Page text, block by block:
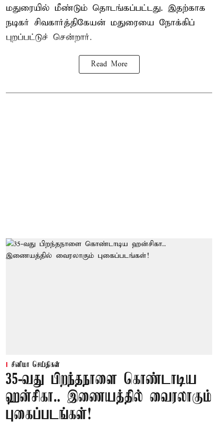
மதுரையில் மீண்டும் தொடங்கப்பட்டது. இதற்காக
நடிகர் சிவகார்த்திகேயன் மதுரையை நோக்கிப்
புறப்பட்டுச் சென்றார்.
Read More
சினிமா செய்திகள்
35-வது பிறந்தநாளை கொண்டாடிய
ஹன்சிகா.. இணையத்தில் வைரலாகும்
புகைப்படங்கள்!